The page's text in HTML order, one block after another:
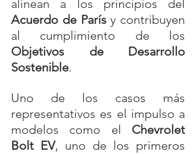
Acuerdo de París y contribuyen
Objetivos de Desarrollo
Sostenible.
Uno de los casos más
representativos es el impulso a
modelos como el Chevrolet
Bolt EV, uno de los primeros